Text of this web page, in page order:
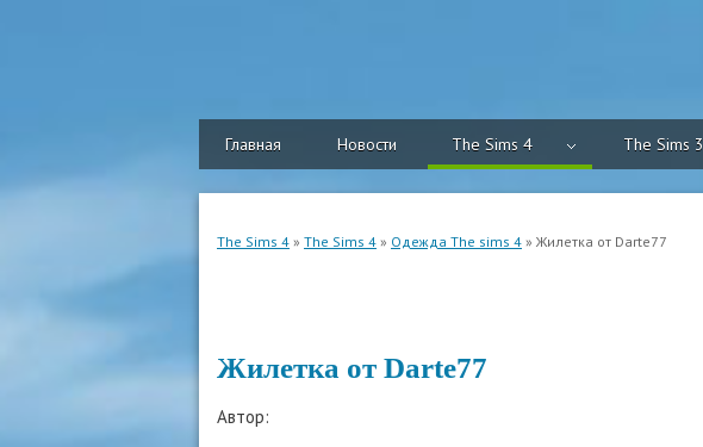
Главная Новости The Sims 4 The Sims 3
The Sims 4 » The Sims 4 » Одежда The sims 4 » Жилетка от Darte77
Жилетка от Darte77
Автор: